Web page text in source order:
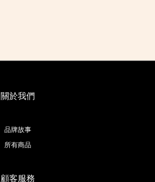
關於我們
品牌故事
所有商品
顧客服務